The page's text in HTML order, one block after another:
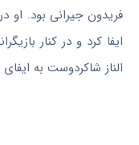
فریدون جیرانی بود. او
ایفا کرد و در کنار
الناز شاکردوست به